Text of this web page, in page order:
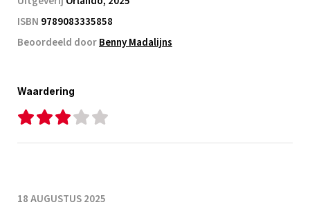
ISBN 9789083335858
Beoordeeld doorBenny Madalijns
Waardering
18 AUGUSTUS 2025